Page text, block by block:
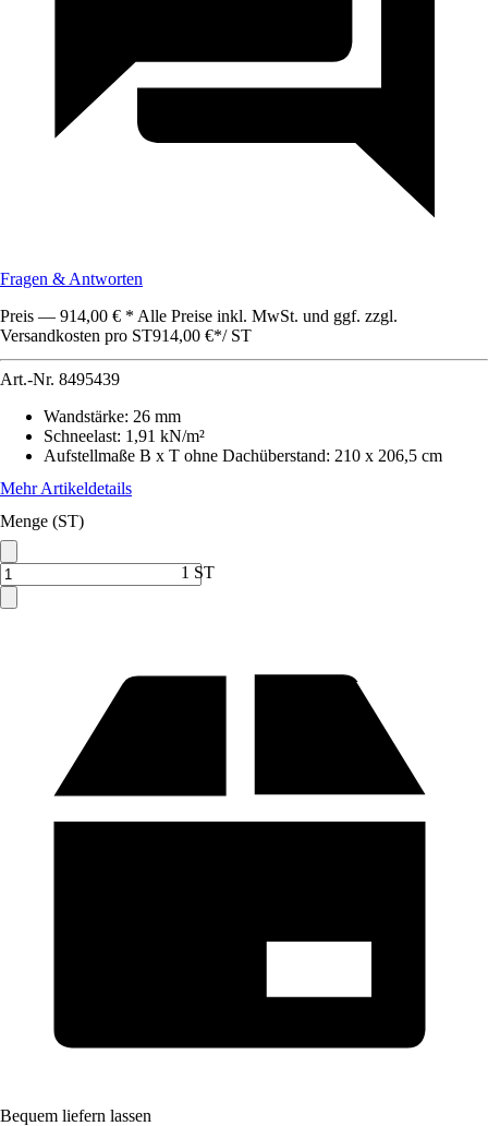
Fragen & Antworten
Preis — 914,00 € * Alle Preise inkl. MwSt. und ggf. zzgl.
Versandkosten pro ST914,00 €*/ ST
Art.-Nr. 8495439
Wandstärke: 26 mm
Schneelast: 1,91 kN/m²
Aufstellmaße B x T ohne Dachüberstand: 210 x 206,5 cm
Mehr Artikeldetails
Menge (ST)
1 ST
Bequem liefern lassen